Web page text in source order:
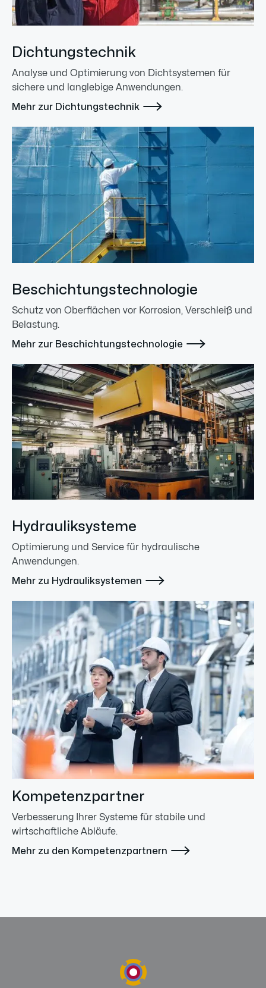
Dichtungstechnik
Analyse und Optimierung von Dichtsystemen für
sichere und langlebige Anwendungen.
Mehr zur Dichtungstechnik 
Beschichtungstechnologie
Schutz von Oberflächen vor Korrosion, Verschleiß und
Belastung.
Mehr zur Beschichtungstechnologie 
Hydrauliksysteme
Optimierung und Service für hydraulische
Anwendungen.
Mehr zu Hydrauliksystemen 
Kompetenzpartner
Verbesserung Ihrer Systeme für stabile und
wirtschaftliche Abläufe.
Mehr zu den Kompetenzpartnern 